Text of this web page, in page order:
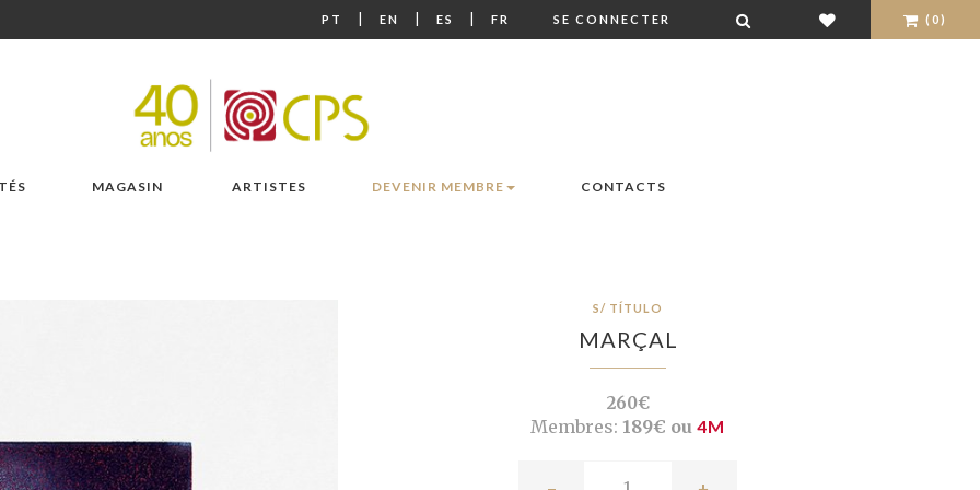
PT | EN | ES | FR SE CONNECTER (0)
MAGASIN ARTISTES DEVENIR MEMBRE CONTACTS
S/ TÍTULO
MARÇAL
260€
Membres: 189€ ou 4M